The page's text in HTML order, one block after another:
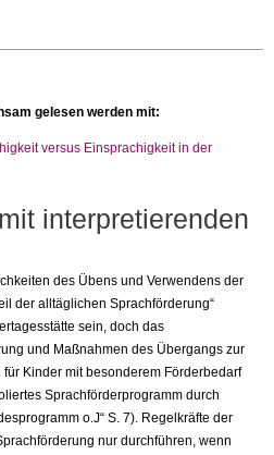
gelesen werden mit:
versus Einsprachigkeit in der
interpretierenden
des Übens und Verwendens der
der alltäglichen Sprachförderung“
sein, doch das
und Maß­nahmen des Übergangs zur
Kinder mit beson­derem Förderbedarf
Sprachförderprogramm durch
o.J“ S. 7). Regelkräfte der
nur durchführen, wenn